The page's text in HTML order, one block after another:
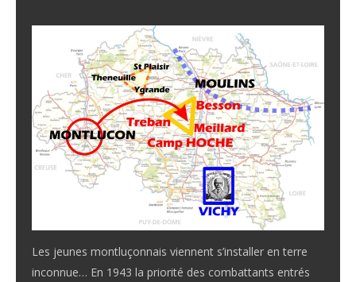
Les jeunes montluçonnais viennent s’installer en terre
inconnue… En 1943 la priorité des combattants entrés